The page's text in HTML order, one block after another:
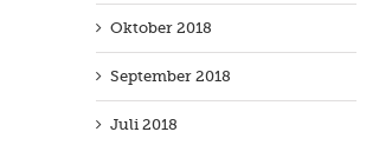
Oktober 2018
September 2018
Juli 2018